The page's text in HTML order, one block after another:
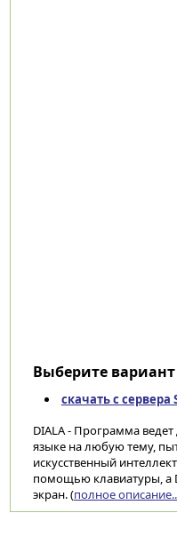
Выберите вариант
скачать с сервера
DIALA - Программа
языке на любую тему,
искусственный
помощью клавиатуры, а
экран. (полное